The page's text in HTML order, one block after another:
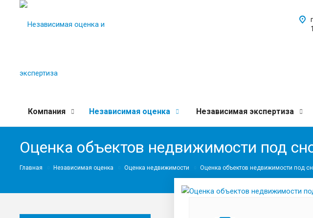
Компания Независимая оценка Независимая экспертиза
Оценка объектов недвижимости под
Главная Независимая оценка Оценка недвижимости Оценка объектов недвижимости под